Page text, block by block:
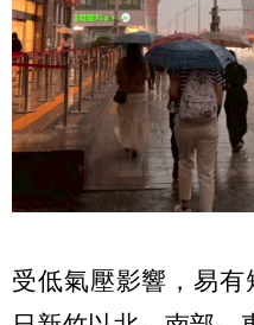
受低氣壓影響，易有